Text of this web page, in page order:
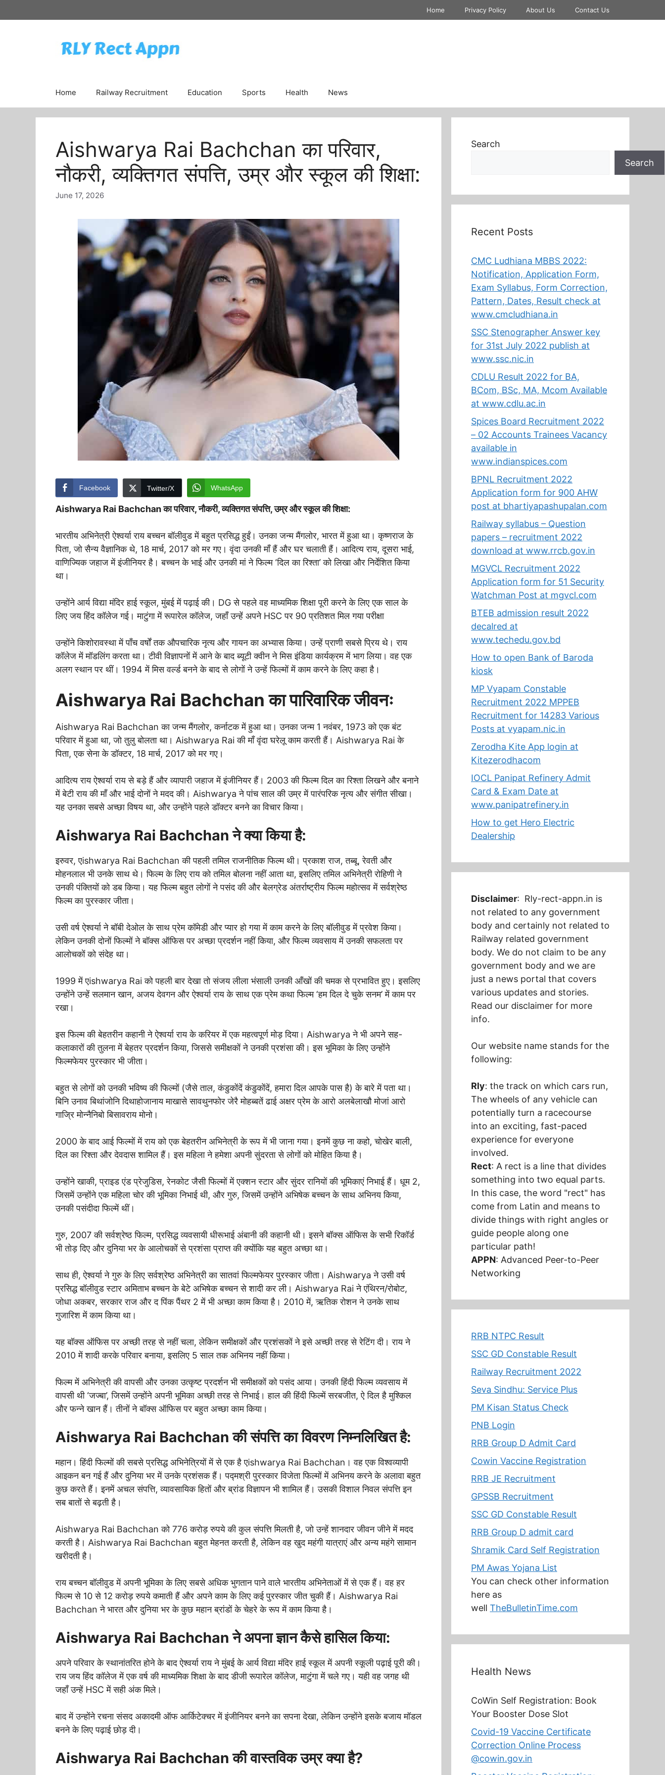
to
Home Privacy Policy About Us Contact Us
Home Railway Recruitment Education Sports Health News
Aishwarya Rai Bachchan का परिवार,
नौकरी, व्यक्तिगत संपत्ति, उम्र और स्कूल की शिक्षा:
June 17, 2026
Facebook Twitter/X WhatsApp
Aishwarya Rai Bachchan का परिवार, नौकरी, व्यक्तिगत संपत्ति, उम्र और स्कूल की शिक्षा:
भारतीय अभिनेत्री ऐश्वर्या राय बच्चन बॉलीवुड में बहुत प्रसिद्ध हुईं। उनका जन्म मैंगलोर, भारत में हुआ था। कृष्णराज के
पिता, जो सैन्य वैज्ञानिक थे, 18 मार्च, 2017 को मर गए। वृंदा उनकी माँ हैं और घर चलाती हैं। आदित्य राय, दूसरा भाई,
वाणिज्यिक जहाज में इंजीनियर है। बच्चन के भाई और उनकी मां ने फिल्म ‘दिल का रिश्ता’ को लिखा और निर्देशित किया
था।
उन्होंने आर्य विद्या मंदिर हाई स्कूल, मुंबई में पढ़ाई की। DG से पहले वह माध्यमिक शिक्षा पूरी करने के लिए एक साल के
लिए जय हिंद कॉलेज गई। माटुंगा में रूपारेल कॉलेज, जहाँ उन्हें अपने HSC पर 90 प्रतिशत मिल गया परीक्षा
उन्होंने किशोरावस्था में पाँच वर्षों तक औपचारिक नृत्य और गायन का अभ्यास किया। उन्हें प्राणी सबसे प्रिय थे। राय
कॉलेज में मॉडलिंग करता था। टीवी विज्ञापनों में आने के बाद ब्यूटी क्वीन ने मिस इंडिया कार्यक्रम में भाग लिया। वह एक
अलग स्थान पर थीं। 1994 में मिस वर्ल्ड बनने के बाद से लोगों ने उन्हें फिल्मों में काम करने के लिए कहा है।
Aishwarya Rai Bachchan का पारिवारिक जीवनः
Aishwarya Rai Bachchan का जन्म मैंगलोर, कर्नाटक में हुआ था। उनका जन्म 1 नवंबर, 1973 को एक बंट
परिवार में हुआ था, जो तुलु बोलता था। Aishwarya Rai की माँ वृंदा घरेलू काम करती हैं। Aishwarya Rai के
पिता, एक सेना के डॉक्टर, 18 मार्च, 2017 को मर गए।
आदित्य राय ऐश्वर्या राय से बड़े हैं और व्यापारी जहाज में इंजीनियर हैं। 2003 की फिल्म दिल का रिश्ता लिखने और बनाने
में बेटी राय की माँ और भाई दोनों ने मदद की। Aishwarya ने पांच साल की उम्र में पारंपरिक नृत्य और संगीत सीखा।
यह उनका सबसे अच्छा विषय था, और उन्होंने पहले डॉक्टर बनने का विचार किया।
Aishwarya Rai Bachchan ने क्या किया है:
इरुवर, एishwarya Rai Bachchan की पहली तमिल राजनीतिक फिल्म थी। प्रकाश राज, तब्बू, रेवती और
मोहनलाल भी उनके साथ थे। फिल्म के लिए राय को तमिल बोलना नहीं आता था, इसलिए तमिल अभिनेत्री रोहिणी ने
उनकी पंक्तियों को डब किया। यह फिल्म बहुत लोगों ने पसंद की और बेलग्रेड अंतर्राष्ट्रीय फिल्म महोत्सव में सर्वश्रेष्ठ
फिल्म का पुरस्कार जीता।
उसी वर्ष ऐश्वर्या ने बॉबी देओल के साथ प्रेम कॉमेडी और प्यार हो गया में काम करने के लिए बॉलीवुड में प्रवेश किया।
लेकिन उनकी दोनों फिल्मों ने बॉक्स ऑफिस पर अच्छा प्रदर्शन नहीं किया, और फिल्म व्यवसाय में उनकी सफलता पर
आलोचकों को संदेह था।
1999 में एishwarya Rai को पहली बार देखा तो संजय लीला भंसाली उनकी आँखों की चमक से प्रभावित हुए। इसलिए
उन्होंने उन्हें सलमान खान, अजय देवगन और ऐश्वर्या राय के साथ एक प्रेम कथा फिल्म ‘हम दिल दे चुके सनम’ में काम पर
रखा।
इस फिल्म की बेहतरीन कहानी ने ऐश्वर्या राय के करियर में एक महत्वपूर्ण मोड़ दिया। Aishwarya ने भी अपने सह-
कलाकारों की तुलना में बेहतर प्रदर्शन किया, जिससे समीक्षकों ने उनकी प्रशंसा की। इस भूमिका के लिए उन्होंने
फिल्मफेयर पुरस्कार भी जीता।
बहुत से लोगों को उनकी भविष्य की फिल्मों (जैसे ताल, कंडुकोंदें कंडुकोंदें, हमारा दिल आपके पास है) के बारे में पता था।
बिनि उनाव बिथांजोनि दिथाहोजानाय माखासे सावथुनफोर जेरै मोहब्बतें ढाई अक्षर प्रेम के आरो अलबेलाखौ मोजां आरो
गाज्रि मोन्नैनिबो बिसावराय मोनो।
2000 के बाद आई फिल्मों में राय को एक बेहतरीन अभिनेत्री के रूप में भी जाना गया। इनमें कुछ ना कहो, चोखेर बाली,
दिल का रिश्ता और देवदास शामिल हैं। इस महिला ने हमेशा अपनी सुंदरता से लोगों को मोहित किया है।
उन्होंने खाकी, प्राइड एंड प्रेजुडिस, रेनकोट जैसी फिल्मों में एक्शन स्टार और सुंदर रानियों की भूमिकाएं निभाई हैं। धूम 2,
जिसमें उन्होंने एक महिला चोर की भूमिका निभाई थी, और गुरु, जिसमें उन्होंने अभिषेक बच्चन के साथ अभिनय किया,
उनकी पसंदीदा फिल्में थीं।
गुरु, 2007 की सर्वश्रेष्ठ फिल्म, प्रसिद्ध व्यवसायी धीरूभाई अंबानी की कहानी थी। इसने बॉक्स ऑफिस के सभी रिकॉर्ड
भी तोड़ दिए और दुनिया भर के आलोचकों से प्रशंसा प्राप्त की क्योंकि यह बहुत अच्छा था।
साथ ही, ऐश्वर्या ने गुरु के लिए सर्वश्रेष्ठ अभिनेत्री का सातवां फिल्मफेयर पुरस्कार जीता। Aishwarya ने उसी वर्ष
प्रसिद्ध बॉलीवुड स्टार अमिताभ बच्चन के बेटे अभिषेक बच्चन से शादी कर ली। Aishwarya Rai ने एंथिरन/रोबोट,
जोधा अकबर, सरकार राज और द पिंक पैंथर 2 में भी अच्छा काम किया है। 2010 में, ऋतिक रोशन ने उनके साथ
गुजारिश में काम किया था।
यह बॉक्स ऑफिस पर अच्छी तरह से नहीं चला, लेकिन समीक्षकों और प्रशंसकों ने इसे अच्छी तरह से रेटिंग दी। राय ने
2010 में शादी करके परिवार बनाया, इसलिए 5 साल तक अभिनय नहीं किया।
फिल्म में अभिनेत्री की वापसी और उनका उत्कृष्ट प्रदर्शन भी समीक्षकों को पसंद आया। उनकी हिंदी फिल्म व्यवसाय में
वापसी थी ‘जज्बा’, जिसमें उन्होंने अपनी भूमिका अच्छी तरह से निभाई। हाल की हिंदी फिल्में सरबजीत, ऐ दिल है मुश्किल
और फन्ने खान हैं। तीनों ने बॉक्स ऑफिस पर बहुत अच्छा काम किया।
Aishwarya Rai Bachchan की संपत्ति का विवरण निम्नलिखित है:
महान। हिंदी फिल्मों की सबसे प्रसिद्ध अभिनेत्रियों में से एक है एishwarya Rai Bachchan। वह एक विश्वव्यापी
आइकन बन गई हैं और दुनिया भर में उनके प्रशंसक हैं। पद्मश्री पुरस्कार विजेता फिल्मों में अभिनय करने के अलावा बहुत
कुछ करते हैं। इनमें अचल संपत्ति, व्यावसायिक हितों और ब्रांड विज्ञापन भी शामिल हैं। उसकी विशाल निवल संपत्ति इन
सब बातों से बढ़ती है।
Aishwarya Rai Bachchan को 776 करोड़ रुपये की कुल संपत्ति मिलती है, जो उन्हें शानदार जीवन जीने में मदद
करती है। Aishwarya Rai Bachchan बहुत मेहनत करती है, लेकिन वह खुद महंगी यात्राएं और अन्य महंगे सामान
खरीदती है।
राय बच्चन बॉलीवुड में अपनी भूमिका के लिए सबसे अधिक भुगतान पाने वाले भारतीय अभिनेताओं में से एक हैं। वह हर
फिल्म से 10 से 12 करोड़ रुपये कमाती हैं और अपने काम के लिए कई पुरस्कार जीत चुकी हैं। Aishwarya Rai
Bachchan ने भारत और दुनिया भर के कुछ महान ब्रांडों के चेहरे के रूप में काम किया है।
Aishwarya Rai Bachchan ने अपना ज्ञान कैसे हासिल किया:
अपने परिवार के स्थानांतरित होने के बाद ऐश्वर्या राय ने मुंबई के आर्य विद्या मंदिर हाई स्कूल में अपनी स्कूली पढ़ाई पूरी की।
राय जय हिंद कॉलेज में एक वर्ष की माध्यमिक शिक्षा के बाद डीजी रूपारेल कॉलेज, माटुंगा में चले गए। यही वह जगह थी
जहाँ उन्हें HSC में सही अंक मिले।
बाद में उन्होंने रचना संसद अकादमी ऑफ आर्किटेक्चर में इंजीनियर बनने का सपना देखा, लेकिन उन्होंने इसके बजाय मॉडल
बनने के लिए पढ़ाई छोड़ दी।
Aishwarya Rai Bachchan की वास्तविक उम्र क्या है?
Search
Search
Recent Posts
CMC Ludhiana MBBS 2022:
Notification, Application Form,
Exam Syllabus, Form Correction,
Pattern, Dates, Result check at
www.cmcludhiana.in
SSC Stenographer Answer key
for 31st July 2022 publish at
www.ssc.nic.in
CDLU Result 2022 for BA,
BCom, BSc, MA, Mcom Available
at www.cdlu.ac.in
Spices Board Recruitment 2022
– 02 Accounts Trainees Vacancy
available in
www.indianspices.com
BPNL Recruitment 2022
Application form for 900 AHW
post at bhartiyapashupalan.com
Railway syllabus – Question
papers – recruitment 2022
download at www.rrcb.gov.in
MGVCL Recruitment 2022
Application form for 51 Security
Watchman Post at mgvcl.com
BTEB admission result 2022
decalred at
www.techedu.gov.bd
How to open Bank of Baroda
kiosk
MP Vyapam Constable
Recruitment 2022 MPPEB
Recruitment for 14283 Various
Posts at vyapam.nic.in
Zerodha Kite App login at
Kitezerodhacom
IOCL Panipat Refinery Admit
Card & Exam Date at
www.panipatrefinery.in
How to get Hero Electric
Dealership
Disclaimer: Rly-rect-appn.in is
not related to any government
body and certainly not related to
Railway related government
body. We do not claim to be any
government body and we are
just a news portal that covers
various updates and stories.
Read our disclaimer for more
info.
Our website name stands for the
following:
Rly: the track on which cars run,
The wheels of any vehicle can
potentially turn a racecourse
into an exciting, fast-paced
experience for everyone
involved.
Rect: A rect is a line that divides
something into two equal parts.
In this case, the word "rect" has
come from Latin and means to
divide things with right angles or
guide people along one
particular path!
APPN: Advanced Peer-to-Peer
Networking
RRB NTPC Result
SSC GD Constable Result
Railway Recruitment 2022
Seva Sindhu: Service Plus
PM Kisan Status Check
PNB Login
RRB Group D Admit Card
Cowin Vaccine Registration
RRB JE Recruitment
GPSSB Recruitment
SSC GD Constable Result
RRB Group D admit card
Shramik Card Self Registration
PM Awas Yojana List
You can check other information
here as
well TheBulletinTime.com
Health News
CoWin Self Registration: Book
Your Booster Dose Slot
Covid-19 Vaccine Certificate
Correction Online Process
@cowin.gov.in